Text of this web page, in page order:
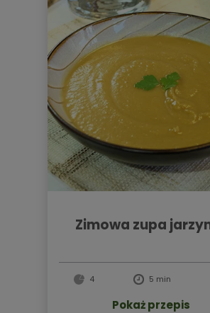
zimowa zupa
4 5 min
Pokaż przepis